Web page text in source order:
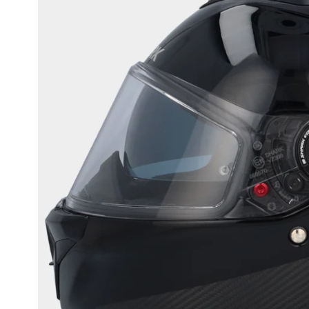
motorhelmen
Dames
motorhelmen
Kinder
motorhelmen